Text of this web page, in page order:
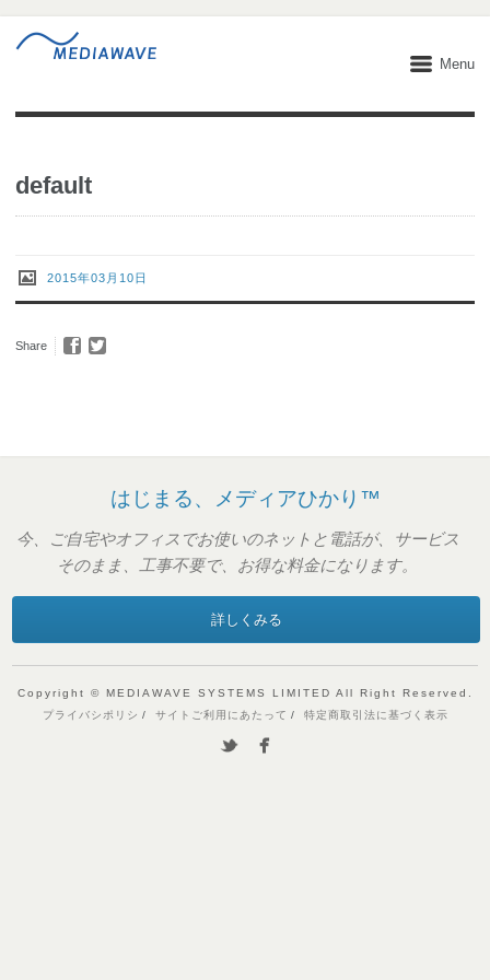
Menu
default
2015年03月10日
Share
はじまる、メディアひかり™
今、ご自宅やオフィスでお使いのネットと電話が、サービス
そのまま、工事不要で、お得な料金になります。
詳しくみる
Copyright © MEDIAWAVE SYSTEMS LIMITED All Right Reserved.
プライバシポリシ
サイトご利用にあたって 特定商取引法に基づく表示